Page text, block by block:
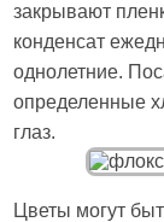
закрывают
конденсат
однолетние.
определенные
глаз.
Цветы могут